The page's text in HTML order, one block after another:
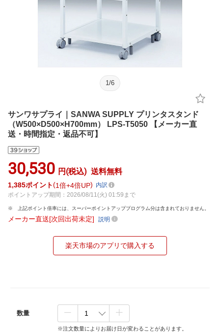
1 /6
サンワサプライ｜SANWA SUPPLY プリンタスタンド
（W500×D500×H700mm） LPS-T5050 【メーカー直
送・時間指定・返品不可】
30,530 円(税込) 送料無料
1,385ポイント 1倍 4倍UP
内訳
ポイントアップ期間：2026/08/11(火) 01:59まで
上記ポイント倍率には、スーパーポイントアッププログラム分は含まれておりません。
メーカー直送[次回出荷未定] 説明
楽天市場のアプリで購入する
数量
※注文数量によりお届け日が変わることがあります。